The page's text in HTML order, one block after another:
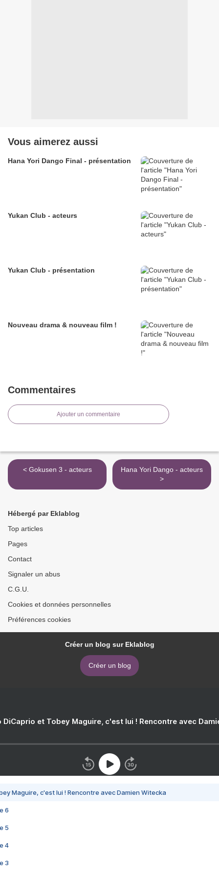
Vous aimerez aussi
Hana Yori Dango Final - présentation
Yukan Club - acteurs
Yukan Club - présentation
Nouveau drama & nouveau film !
Commentaires
Ajouter un commentaire
< Gokusen 3 - acteurs
Hana Yori Dango - acteurs
>
Hébergé par Eklablog
Top articles
Pages
Contact
Signaler un abus
C.G.U.
Cookies et données personnelles
Préférences cookies
Créer un blog sur Eklablog
Créer un blog
DiCaprio et Tobey Maguire, c'est lui ! Rencontre avec
Maguire, c'est lui ! Rencontre avec Damien Witecka
6
5
4
3